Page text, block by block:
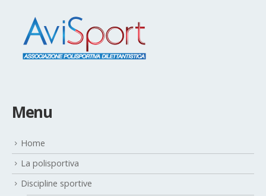
Menu
Home
La polisportiva
Discipline sportive